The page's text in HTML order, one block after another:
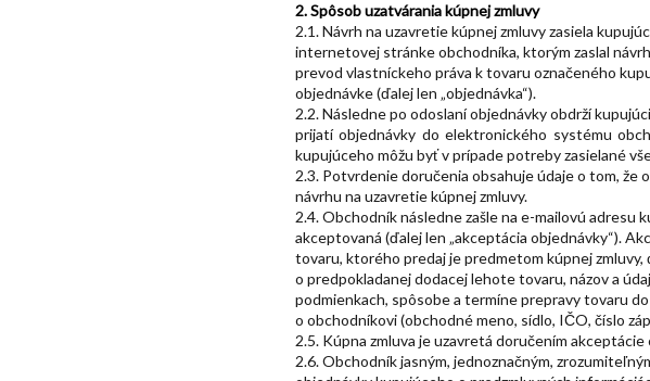
2. Spôsob uzatvárania kúpnej zmluvy
2.1. Návrh na uzavretie kúpnej zmluvy zasiela
internetovej stránke obchodníka, ktorým zaslal
prevod vlastníckeho práva k tovaru označeného
objednávke (ďalej len „objednávka“).
2.2. Následne po odoslaní objednávky obdrží
prijatí objednávky do elektronického systému
kupujúceho môžu byť v prípade potreby zasielané
2.3. Potvrdenie doručenia obsahuje údaje o tom, že
návrhu na uzavretie kúpnej zmluvy.
2.4. Obchodník následne zašle na e-mailovú adresu
akceptovaná (ďalej len „akceptácia objednávky“).
tovaru, ktorého predaj je predmetom kúpnej
o predpokladanej dodacej lehote tovaru, názov a
podmienkach, spôsobe a termíne prepravy tovaru
o obchodníkovi (obchodné meno, sídlo, IČO, číslo
2.5. Kúpna zmluva je uzavretá doručením
2.6. Obchodník jasným, jednoznačným,